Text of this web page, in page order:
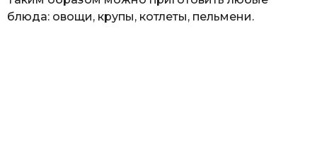
блюда: овощи, крупы, котлеты, пельмени.